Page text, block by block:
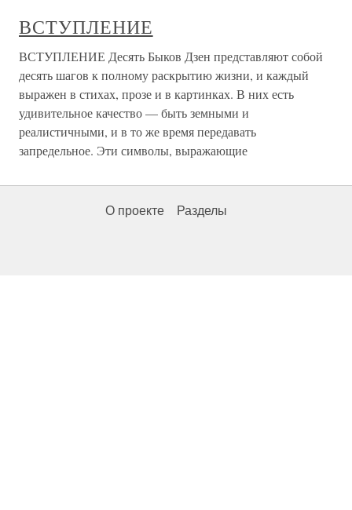
ВСТУПЛЕНИЕ
ВСТУПЛЕНИЕ Десять Быков Дзен представляют собой
десять шагов к полному раскрытию жизни, и каждый
выражен в стихах, прозе и в картинках. В них есть
удивительное качество — быть земными и
реалистичными, и в то же время передавать
запредельное. Эти символы, выражающие
О проекте Разделы